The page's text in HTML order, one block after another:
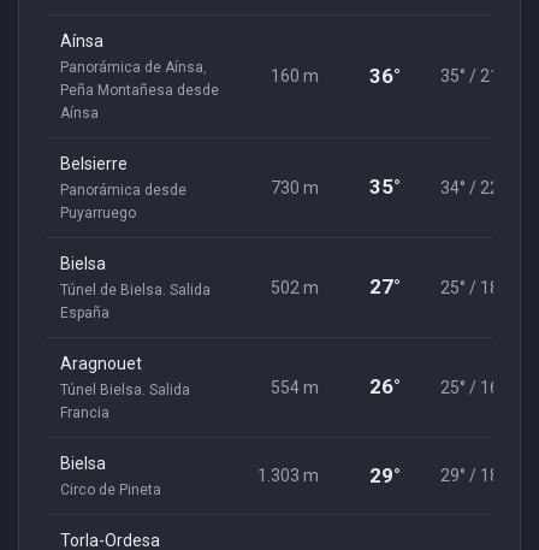
Aínsa
Panorámica de Aínsa,
Peña Montañesa desde
Aínsa
160 m 36° 35° / 21°
Belsierre
Panorámica desde
Puyarruego
730 m 35° 34° / 22°
Bielsa
Túnel de Bielsa. Salida
España
502 m 27° 25° / 18°
Aragnouet
Túnel Bielsa. Salida
Francia
554 m 26° 25° / 16°
Bielsa
Circo de Pineta
1.303 m 29° 29° / 18°
Torla-Ordesa